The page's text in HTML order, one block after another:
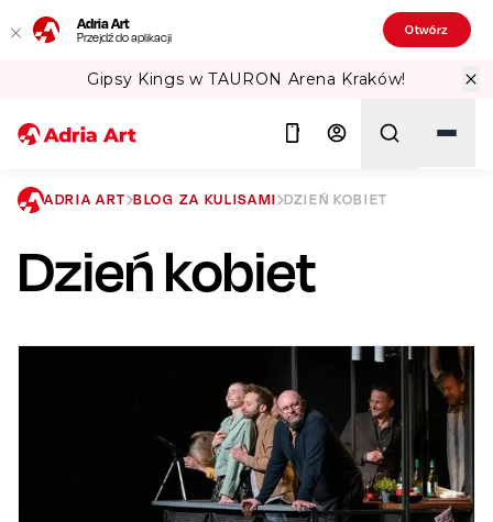
Adria Art
Przejdź do aplikacji Otwórz
Arena Kraków! Sprawdź
Szukaj
ADRIA ART BLOG ZA KULISAMI DZIEŃ KOBIET
Dzień kobiet